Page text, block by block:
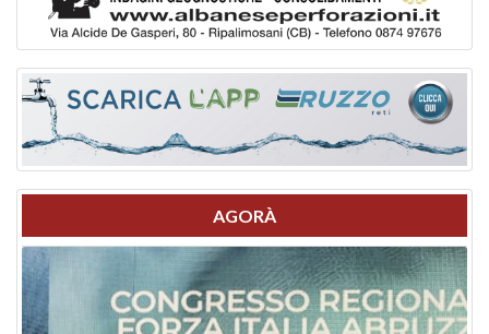
AGORÀ